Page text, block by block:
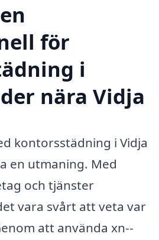
för
i
nära Vidja
kontorsstädning i Vidja
en utmaning. Med
och tjänster
vara svårt att veta var
att använda xn--